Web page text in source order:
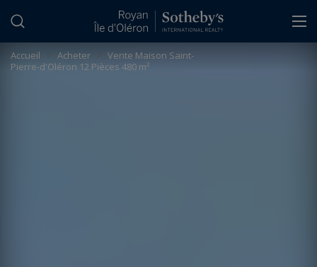
Accueil > Acheter > Vente Maison Saint-
Pierre-d'Oléron 12 Pièces 480 m²